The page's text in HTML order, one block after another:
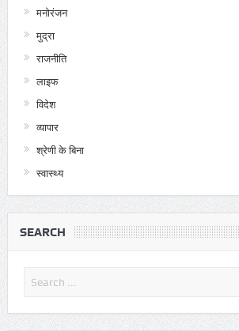
मनोरंजन
मुद्रा
राजनीति
लाइफ
विदेश
व्यापार
श्रेणी के बिना
स्वास्थ्य
SEARCH